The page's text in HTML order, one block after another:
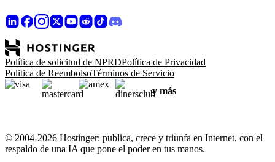
Política de solicitud de NPRDPolítica de Privacidad
Politica de ReembolsoTérminos de Servicio
y más
© 2004-2026 Hostinger: publica, crece y triunfa en Internet, con el
respaldo de una IA que pone el poder en tus manos.